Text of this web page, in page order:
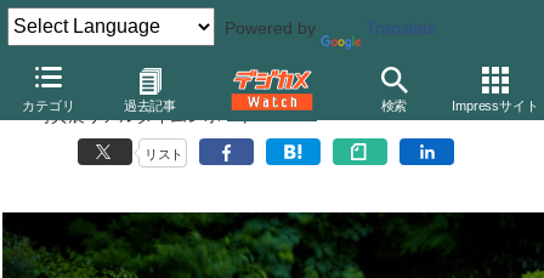
Powered by Translate
カテゴリ 過去記事 検索 Impressサイト
川口和之写真展「PLATINUM FOREST」
――写真展リアルタイムレポート
リスト